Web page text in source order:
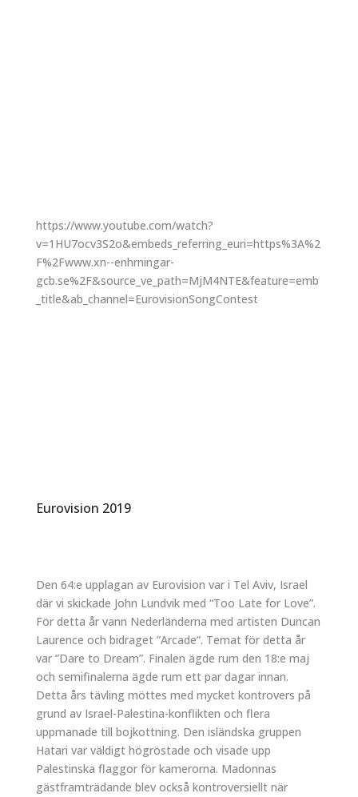
https://www.youtube.com/watch?
v=1HU7ocv3S2o&embeds_referring_euri=https%3A%2
F%2Fwww.xn--enhrningar-
gcb.se%2F&source_ve_path=MjM4NTE&feature=emb
_title&ab_channel=EurovisionSongContest
Eurovision 2019
Den 64:e upplagan av Eurovision var i Tel Aviv, Israel
där vi skickade John Lundvik med “Too Late for Love”.
För detta år vann Nederländerna med artisten Duncan
Laurence och bidraget ”Arcade”. Temat för detta år
var ”Dare to Dream”. Finalen ägde rum den 18:e maj
och semifinalerna ägde rum ett par dagar innan.
Detta års tävling möttes med mycket kontrovers på
grund av Israel-Palestina-konflikten och flera
uppmanade till bojkottning. Den isländska gruppen
Hatari var väldigt högröstade och visade upp
Palestinska flaggor för kamerorna. Madonnas
gästframträdande blev också kontroversiellt när